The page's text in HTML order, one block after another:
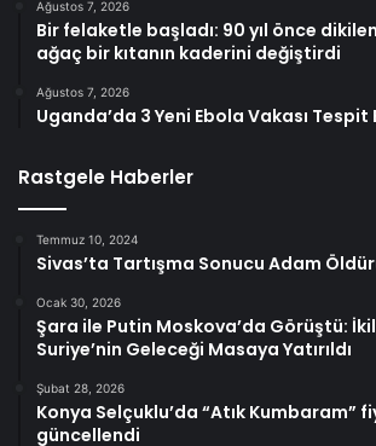
Ağustos 7, 2026
Bir felaketle başladı: 90 yıl önce
ağaç bir kıtanın kaderini değiştirdi
Ağustos 7, 2026
Uganda’da 3 Yeni Ebola Vakası Tespit
Rastgele Haberler
Temmuz 10, 2024
Sivas’ta Tartışma Sonucu Adam
Ocak 30, 2026
Şara ile Putin Moskova’da Görüştü:
Suriye’nin Geleceği Masaya Yatırıldı
Şubat 28, 2026
Konya Selçuklu’da “Atık Kumbaram”
güncellendi